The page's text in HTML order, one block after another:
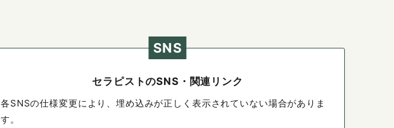
SNS
セラピストのSNS・関連リンク
各SNSの仕様変更により、埋め込みが正しく表示されていない場合がありま
す。